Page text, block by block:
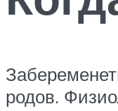
родов.